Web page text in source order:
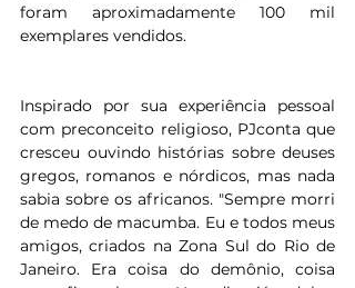
foram aproximadamente 100 mil
exemplares vendidos.
Inspirado por sua experiência pessoal
com preconceito religioso, PJconta que
cresceu ouvindo histórias sobre deuses
gregos, romanos e nórdicos, mas nada
sabia sobre os africanos. "Sempre morri
de medo de macumba. Eu e todos meus
amigos, criados na Zona Sul do Rio de
Janeiro. Era coisa do demônio, coisa